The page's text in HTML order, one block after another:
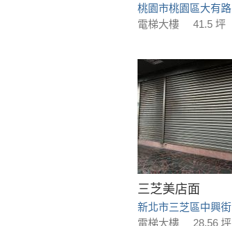
桃園市桃園區大有路
電梯大樓 41.5 坪
三芝美店面
新北市三芝區中興街
電梯大樓 28.56 坪